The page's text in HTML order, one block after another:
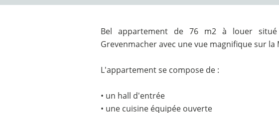
Bel appartement de 76 m2 à louer
Grevenmacher avec une vue magnifique sur la
L'appartement se compose de :
• un hall d'entrée
• une cuisine équipée ouverte